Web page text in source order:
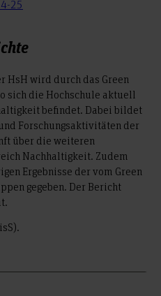
HsH wird durch das Green
sich die Hochschule aktuell
befindet. Dabei bildet
Forschungsaktivitäten der
über die weiteren
Nachhaltigkeit. Zudem
Ergebnisse der vom Green
gegeben. Der Bericht